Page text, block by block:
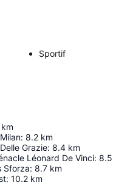
Sportif
km
: 8.2 km
Grazie: 8.4 km
Léonard De Vinci: 8.5
Sforza: 8.7 km
: 10.2 km